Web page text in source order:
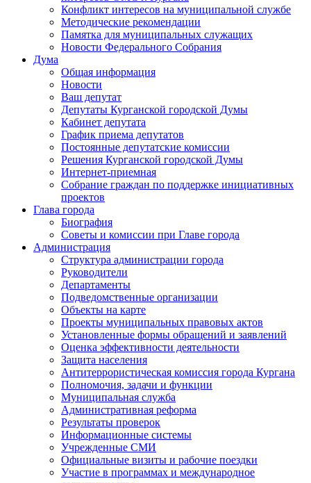
Конфликт интересов на муниципальной службе
Методические рекомендации
Памятка для муниципальных служащих
Новости Федерального Cобрания
Дума
Общая информация
Новости
Ваш депутат
Депутаты Курганской городской Думы
Кабинет депутата
График приема депутатов
Постоянные депутатские комиссии
Решения Курганской городской Думы
Интернет-приемная
Собрание граждан по поддержке инициативных
проектов
Глава города
Биография
Советы и комиссии при Главе города
Администрация
Структура администрации города
Руководители
Департаменты
Подведомственные организации
Объекты на карте
Проекты муниципальных правовых актов
Установленные формы обращений и заявлений
Оценка эффективности деятельности
Защита населения
Антитеррористическая комиссия города Кургана
Полномочия, задачи и функции
Муниципальная служба
Административная реформа
Результаты проверок
Информационные системы
Учрежденные СМИ
Официальные визиты и рабочие поездки
Участие в программах и международное